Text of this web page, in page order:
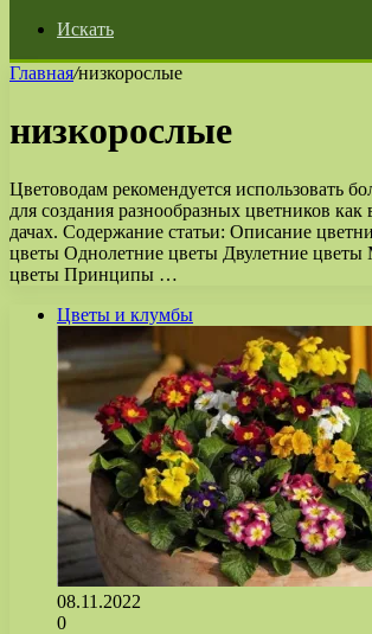
Искать
Главная/низкорослые
низкорослые
Цветоводам рекомендуется использовать
для создания разнообразных цветников как
дачах. Содержание статьи: Описание
цветы Однолетние цветы Двулетние цветы
цветы Принципы …
Цветы и клумбы
08.11.2022
0